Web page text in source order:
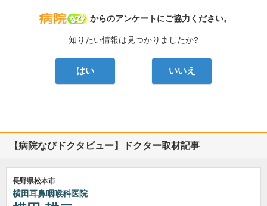
病院なび
からのアンケートにご協力ください。
知りたい情報は見つかりましたか?
はい いいえ
【病院なびドクタビュー】ドクター取材記事
長野県松本市
横田耳鼻咽喉科医院